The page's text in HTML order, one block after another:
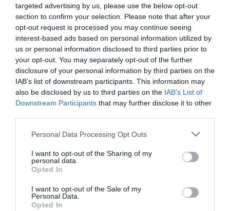
targeted advertising by us, please use the below opt-out
section to confirm your selection. Please note that after your
opt-out request is processed you may continue seeing
interest-based ads based on personal information utilized by
us or personal information disclosed to third parties prior to
your opt-out. You may separately opt-out of the further
disclosure of your personal information by third parties on the
IAB’s list of downstream participants. This information may
also be disclosed by us to third parties on the IAB’s List of
Downstream Participants that may further disclose it to other
Please note that this website/app uses one or more Google
not limited to your visit or usage behaviour. You may click to
grant or deny consent to Google and its third-party tags to
use your data for below specified purposes in below Google
consent section.
Personal Data Processing Opt Outs
I want to opt-out of the Sharing of my
personal data.
Opted In
I want to opt-out of the Sale of my
Personal Data.
Opted In